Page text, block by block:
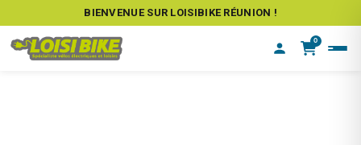
BIENVENUE SUR LOISIBIKE RÉUNION !
0